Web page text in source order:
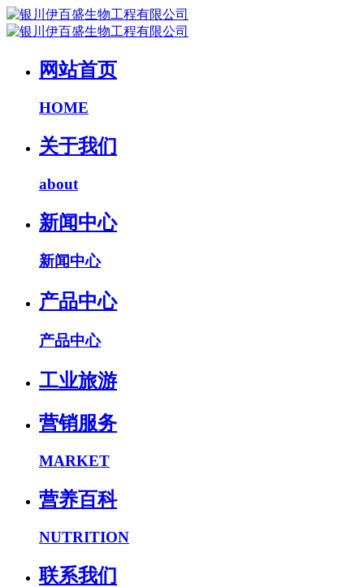
网站首页
HOME
关于我们
about
新闻中心
新闻中心
产品中心
产品中心
工业旅游
营销服务
MARKET
营养百科
NUTRITION
联系我们